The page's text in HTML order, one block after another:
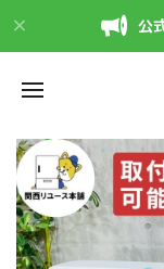
公